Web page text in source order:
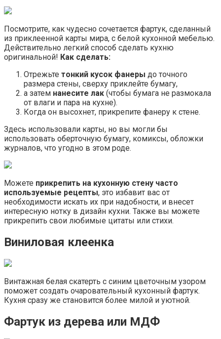
Посмотрите, как чудесно сочетается фартук, сделанный
из приклеенной карты мира, с белой кухонной мебелью.
Действительно легкий способ сделать кухню
оригинальной! Как сделать:
Отрежьте тонкий кусок фанеры до точного
размера стены, сверху приклейте бумагу,
а затем нанесите лак (чтобы бумага не размокала
от влаги и пара на кухне).
Когда он высохнет, прикрепите фанеру к стене.
Здесь использовали карты, но вы могли бы
использовать оберточную бумагу, комиксы, обложки
журналов, что угодно в этом роде.
Можете прикрепить на кухонную стену часто
используемые рецепты, это избавит вас от
необходимости искать их при надобности, и внесет
интересную нотку в дизайн кухни. Также вы можете
прикрепить свои любимые цитаты или стихи.
Виниловая клеенка
Винтажная белая скатерть с синим цветочным узором
поможет создать очаровательный кухонный фартук.
Кухня сразу же становится более милой и уютной.
Фартук из дерева или МДФ